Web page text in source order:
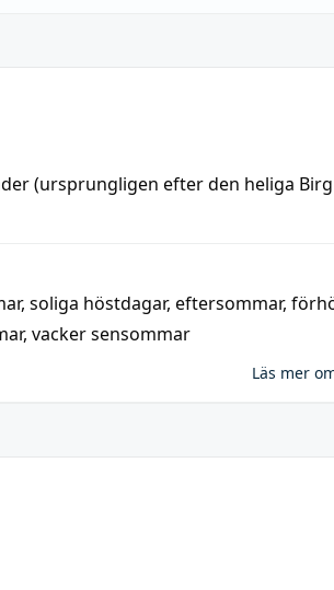
(ursprungligen efter den heliga
, soliga höstdagar, eftersommar,
, vacker sensommar
Läs mer